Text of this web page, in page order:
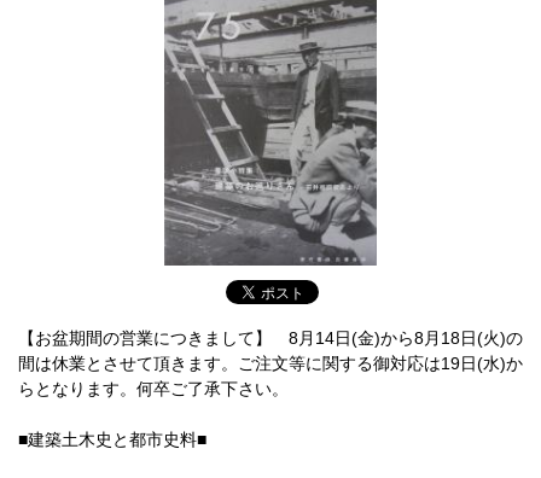
【お盆期間の営業につきまして】 8月14日(金)から8月18日(火)の
間は休業とさせて頂きます。ご注文等に関する御対応は19日(水)か
らとなります。何卒ご了承下さい。
■建築土木史と都市史料■